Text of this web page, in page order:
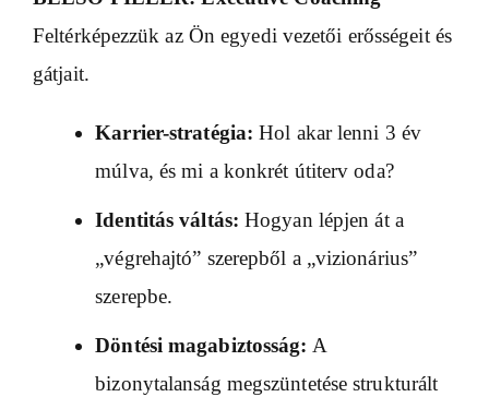
Feltérképezzük az Ön egyedi vezetői erősségeit és
gátjait.
Karrier-stratégia: Hol akar lenni 3 év
múlva, és mi a konkrét útiterv oda?
Identitás váltás: Hogyan lépjen át a
„végrehajtó” szerepből a „vizionárius”
szerepbe.
Döntési magabiztosság: A
bizonytalanság megszüntetése strukturált